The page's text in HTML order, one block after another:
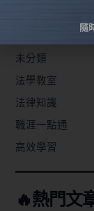
未分類
法學教室
法律知識
職涯一點通
高效學習
🔥熱門文
隨